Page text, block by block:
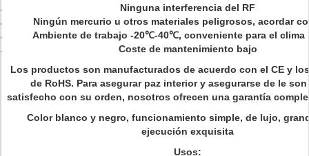
Ninguna interferencia del RF
Ningún mercurio u otros materiales peligrosos, acordar
Ambiente de trabajo -20℃-40℃, conveniente para el clima
Coste de mantenimiento bajo
Los productos son manufacturados de acuerdo con el CE y
de RoHS. Para asegurar paz interior y asegurarse de le son
satisfecho con su orden, nosotros ofrecen una garantía
Color blanco y negro, funcionamiento simple, de lujo,
ejecución exquisita
Usos: